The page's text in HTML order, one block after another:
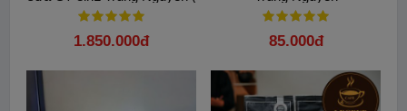
800g / gói - Thùng 10 gói )
1.850.000đ 85.000đ